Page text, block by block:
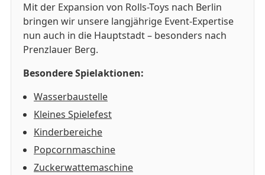
Mit der Expansion von Rolls-Toys nach Berlin
bringen wir unsere langjährige Event-Expertise
nun auch in die Hauptstadt – besonders nach
Prenzlauer Berg.
Besondere Spielaktionen:
Wasserbaustelle
Kleines Spielefest
Kinderbereiche
Popcornmaschine
Zuckerwattemaschine